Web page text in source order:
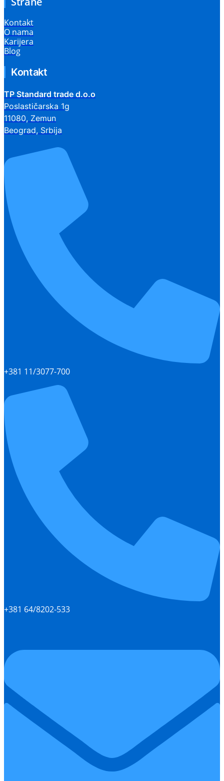
Kontakt
O nama
Karijera
Blog
Kontakt
TP Standard trade d.o.o
Poslastičarska 1g
11080, Zemun
Beograd, Srbija
+381 11/3077-700
+381 64/8202-533